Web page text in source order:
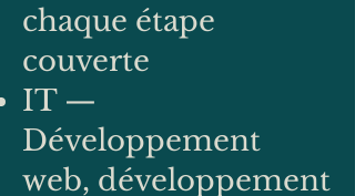
chaque étape
couverte
IT —
Développement
web, développement